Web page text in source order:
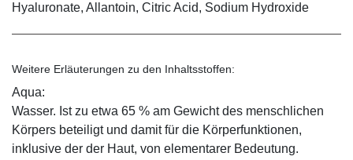
Hyaluronate, Allantoin, Citric Acid, Sodium Hydroxide
Weitere Erläuterungen zu den Inhaltsstoffen:
Aqua:
Wasser. Ist zu etwa 65 % am Gewicht des menschlichen
Körpers beteiligt und damit für die Körperfunktionen,
inklusive der der Haut, von elementarer Bedeutung.